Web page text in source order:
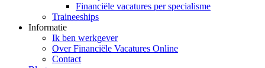
Financiële vacatures per specialisme
Traineeships
Informatie
Ik ben werkgever
Over Financiële Vacatures Online
Contact